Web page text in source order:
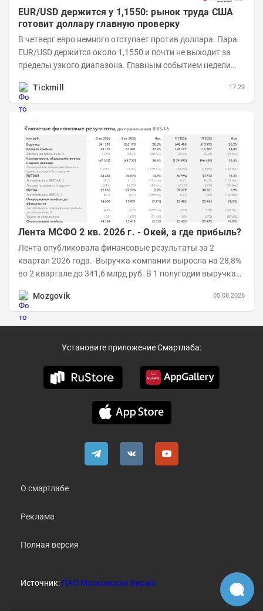
EUR/USD держится у 1,1550: рынок труда США
готовит доллару главную проверку
В четверг евро немного отступает против доллара. Пара
EUR/USD держится около 1,1550 и почти не выходит за
пределы узкого диапазона. Главным событием недели
Tickmill
17:29
Лента МСФО 2 кв. 2026 г. - Окей, а где прибыль?
Лента опубликовала финансовые результаты за 2
квартал 2026 года. Выручка компании выросла на 28,8%
во 2 квартале до 341,6 млрд руб. В 1 полугодии выручка
Mozgovik
05.08.2026
Установите приложение Смартлаба:
О смартлабе
Реклама
Полная версия
Источник: ПАО Московская Биржа